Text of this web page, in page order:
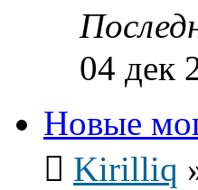
04 дек
Новые
Kirilliq